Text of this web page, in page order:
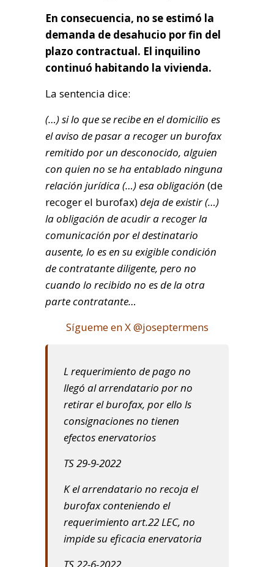
En consecuencia, no se estimó la
demanda de desahucio por fin del
plazo contractual. El inquilino
continuó habitando la vivienda.
La sentencia dice:
(…) si lo que se recibe en el domicilio es
el aviso de pasar a recoger un burofax
remitido por un desconocido, alguien
con quien no se ha entablado ninguna
relación jurídica (…) esa obligación (de
recoger el burofax)deja de existir (…)
la obligación de acudir a recoger la
comunicación por el destinatario
ausente, lo es en su exigible condición
de contratante diligente, pero no
cuando lo recibido no es de la otra
parte contratante…
Sígueme en X @joseptermens
L requerimiento de pago no
llegó al arrendatario por no
retirar el burofax, por ello ls
consignaciones no tienen
efectos enervatorios
TS 29-9-2022
K el arrendatario no recoja el
burofax conteniendo el
requerimiento art.22 LEC, no
impide su eficacia enervatoria